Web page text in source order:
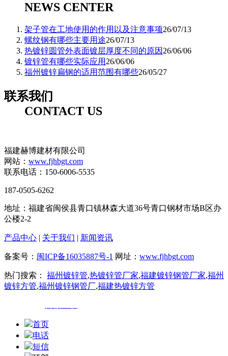
NEWS CENTER
架子管在工地使用的作用以及注意事项26/07/13
螺纹钢有哪些主要用途26/07/13
热镀锌圆管外表面镀层厚度不同的原因 26/06/06
镀锌管有哪些实际应用 26/06/06
福州镀锌扁钢的适用范围有哪些26/05/27
联系我们
CONTACT US
福建赫博建材有限公司
网站： www.fjhbgt.com
联系电话：150-6006-5535
187-0505-6262
地址：福建省闽侯县青口镇林森大道36号青口钢材市场B区办
公楼2-2
产品中心 | 关于我们 | 新闻资讯
备案号： 闽ICP备16035887号-1 网址： www.fjhbgt.com
热门搜索： 福州镀锌管,热镀锌管厂家,福建镀锌钢管厂家,福州
镀锌方管,福州镀锌钢管厂,福建热镀锌方管
首页
电话
短信